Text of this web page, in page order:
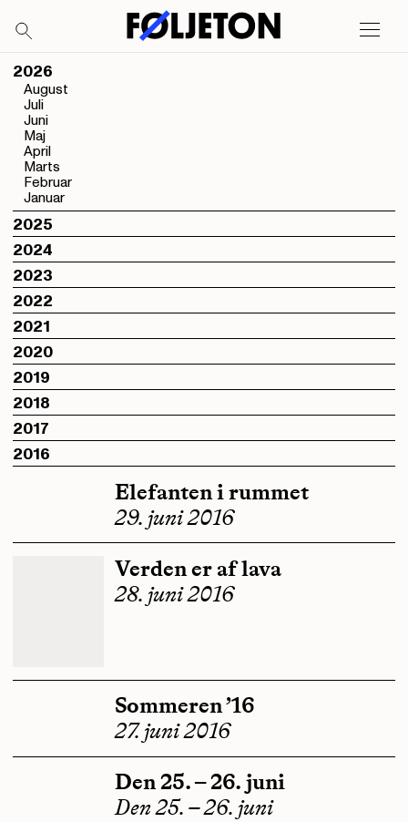
2026
August
Juli
Juni
Maj
April
Marts
Februar
Januar
2025
2024
2023
2022
2021
2020
2019
2018
2017
2016
Elefanten i rummet
29. juni 2016
Verden er af lava
28. juni 2016
Sommeren ’16
27. juni 2016
Den 25. – 26. juni
Den 25. – 26. juni